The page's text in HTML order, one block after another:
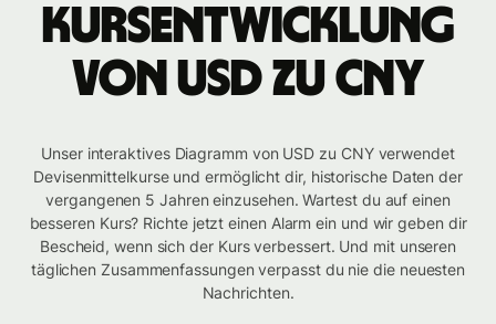
Kursentwicklung
von USD zu CNY
Unser interaktives Diagramm von USD zu CNY verwendet
Devisenmittelkurse und ermöglicht dir, historische Daten der
vergangenen 5 Jahren einzusehen. Wartest du auf einen
besseren Kurs? Richte jetzt einen Alarm ein und wir geben dir
Bescheid, wenn sich der Kurs verbessert. Und mit unseren
täglichen Zusammenfassungen verpasst du nie die neuesten
Nachrichten.